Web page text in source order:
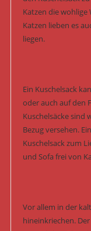
Katzen die wohlige
Katzen lieben es
liegen.
Ein Kuschelsack
oder auch auf den
Kuschelsäcke sind
Bezug versehen.
Kuschelsack zum
und Sofa frei von
Vor allem in der
hineinkriechen.